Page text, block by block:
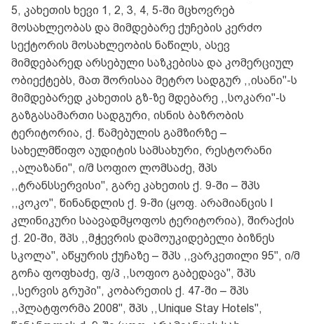
5, კახეთის ხევი 1, 2, 3, 4, 5-ში მცხოვრებ
მოსახლეობას და მიმდებარე ქუჩების კერძო
სექტორის მოსახლეობის ნაწილს, ასევ
მიმდებარედ არსებული საზკებისა და კომერციულ
ობიექტებს, მათ შორისაა მეტრო სადგურ ,,ისანი"-ს
მიმდებარედ კახეთის გზ-ზე მდებარე ,,სოკარი"-ს
გაზგასამართი სადგური, ისნის ბაზრობის
ტერიტორია, ქ. წამებულის გამზირზე –
სახელმწიფო აუდიტის სამსახური, რესტორანი
,,ალაზანი", ი/მ სოფიო ლომსაძე, შპს
,,ტრანსსერვისი", გარე კახეთის ქ. 9-ში – შპს
,,კოკო", წინანდლის ქ. 9-ში (ყოფ. არამიანცის I
კლინიკური საავადმყოფოს ტერიტორია), შირაქის
ქ. 20-ში, შპს ,,მჭევრის დამოუკიდებელი ბიზნეს
სკოლა", აწყურის ქუჩაზე – შპს ,,ვარკეთილი 95", ი/მ
გოჩა ფოფხაძე, ფ/პ ,,სოფიო გაბედავა", შპს
,,სერვის გრუპი", კობარეთის ქ. 47-ში – შპს
,,პლატფორმა 2008", შპს ,,Unique Stay Hotels",